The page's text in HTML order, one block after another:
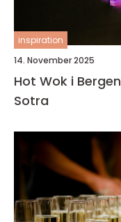
inspiration
14. November 2025
Hot Wok i
Sotra